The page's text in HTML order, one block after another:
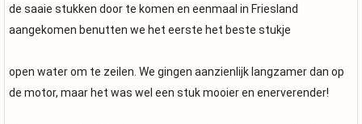
de saaie stukken door te komen en eenmaal in Friesland
aangekomen benutten we het eerste het beste stukje
open water om te zeilen. We gingen aanzienlijk langzamer dan op
de motor, maar het was wel een stuk mooier en enerverender!